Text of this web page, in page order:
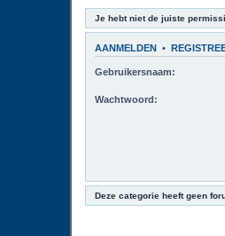
Je hebt niet de juiste
AANMELDEN •
Gebruikersnaam:
Wachtwoord:
Deze categorie heeft geen